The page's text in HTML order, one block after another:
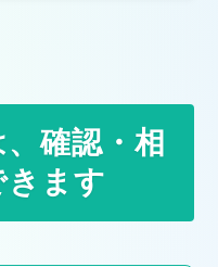
確認・相
ます